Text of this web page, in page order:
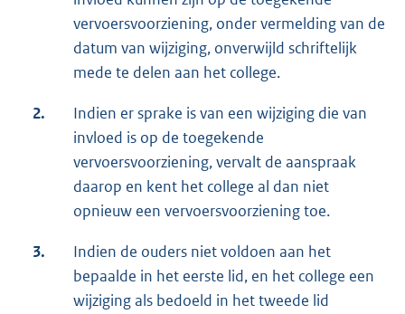
vervoersvoorziening, onder vermelding van de
datum van wijziging, onverwijld schriftelijk
mede te delen aan het college.
2.
Indien er sprake is van een wijziging die van
invloed is op de toegekende
vervoersvoorziening, vervalt de aanspraak
daarop en kent het college al dan niet
opnieuw een vervoersvoorziening toe.
3.
Indien de ouders niet voldoen aan het
bepaalde in het eerste lid, en het college een
wijziging als bedoeld in het tweede lid